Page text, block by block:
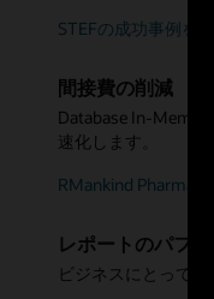
STEFの成功事例を見
間接費の削減
Database In-
速化します。
RMankind Pharmaの
レポートのパフォ
ビジネスにとって